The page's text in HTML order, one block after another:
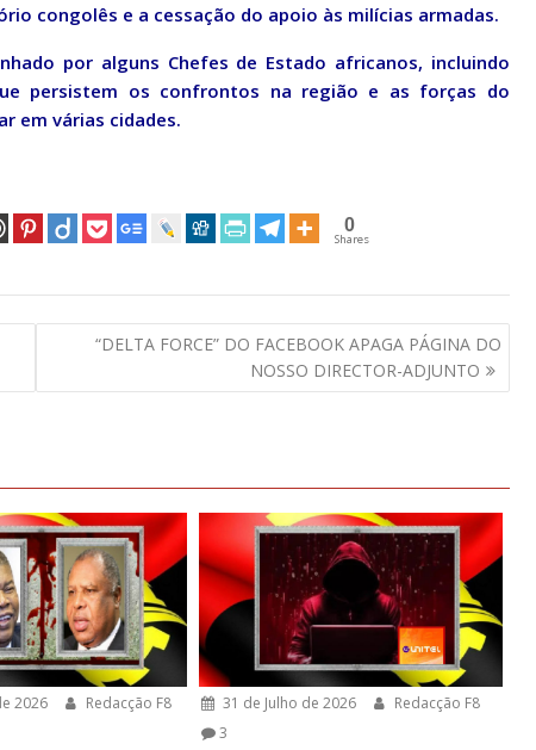
congolês e a cessação do apoio às milícias armadas.
por alguns Chefes de Estado africanos, incluindo
persistem os confrontos na região e as forças do
em várias cidades.
0
Shares
“DELTA FORCE” DO FACEBOOK APAGA PÁGINA DO
NOSSO DIRECTOR-ADJUNTO
2026
Redacção F8
31 de Julho de 2026
Redacção F8
3